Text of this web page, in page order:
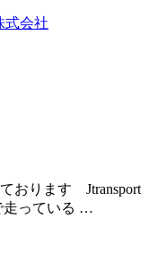
式会社
おります Jtransport
走っている …